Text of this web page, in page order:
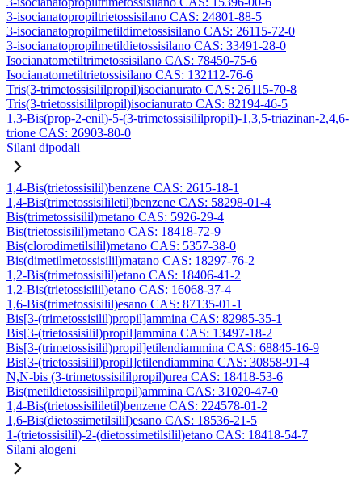
3-isocianatopropiltrietossisilano CAS: 24801-88-5
3-isocianatopropilmetildimetossisilano CAS: 26115-72-0
3-isocianatopropilmetildietossisilano CAS: 33491-28-0
Isocianatometiltrimetossisilano CAS: 78450-75-6
Isocianatometiltrietossisilano CAS: 132112-76-6
Tris(3-trimetossisililpropil)isocianurato CAS: 26115-70-8
Tris(3-trietossisililpropil)isocianurato CAS: 82194-46-5
1,3-Bis(prop-2-enil)-5-(3-trimetossisililpropil)-1,3,5-triazinan-2,4,6-
trione CAS: 26903-80-0
Silani dipodali
1,4-Bis(trietossisilil)benzene CAS: 2615-18-1
1,4-Bis(trimetossisililetil)benzene CAS: 58298-01-4
Bis(trimetossisilil)metano CAS: 5926-29-4
Bis(trietossisilil)metano CAS: 18418-72-9
Bis(clorodimetilsilil)metano CAS: 5357-38-0
Bis(dimetilmetossisilil)matano CAS: 18297-76-2
1,2-Bis(trimetossisilil)etano CAS: 18406-41-2
1,2-Bis(trietossisilil)etano CAS: 16068-37-4
1,6-Bis(trimetossisilil)esano CAS: 87135-01-1
Bis[3-(trimetossisilil)propil]ammina CAS: 82985-35-1
Bis[3-(trietossisilil)propil]ammina CAS: 13497-18-2
Bis[3-(trimetossisilil)propil]etilendiammina CAS: 68845-16-9
Bis[3-(trietossisilil)propil]etilendiammina CAS: 30858-91-4
N,N-bis (3-trimetossisililpropil)urea CAS: 18418-53-6
Bis(metildietossisililpropil)ammina CAS: 31020-47-0
1,4-Bis(trietossisililetil)benzene CAS: 224578-01-2
1,6-Bis(dietossimetilsilil)esano CAS: 18536-21-5
1-(trietossisilil)-2-(dietossimetilsilil)etano CAS: 18418-54-7
Silani alogeni